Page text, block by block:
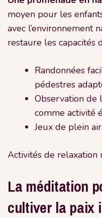
moyen pour les
avec l’environnement
restaure les capacités
Randonnées
pédestres
Observation de
comme activité
Jeux de plein
Activités de
La méditation
cultiver la paix